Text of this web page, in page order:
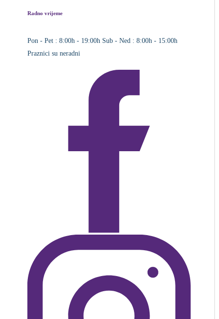
Radno vrijeme
Pon - Pet : 8:00h - 19:00h Sub - Ned : 8:00h - 15:00h
Praznici su neradni